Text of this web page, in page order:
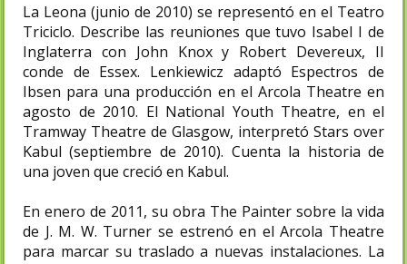
La Leona (junio de 2010) se representó en el Teatro
Triciclo. Describe las reuniones que tuvo Isabel I de
Inglaterra con John Knox y Robert Devereux, II
conde de Essex.​ Lenkiewicz adaptó Espectros de
Ibsen para una producción en el Arcola Theatre en
agosto de 2010.​ El National Youth Theatre, en el
Tramway Theatre de Glasgow, interpretó Stars over
Kabul (septiembre de 2010). Cuenta la historia de
una joven que creció en Kabul.
En enero de 2011, su obra The Painter sobre la vida
de J. M. W. Turner se estrenó en el Arcola Theatre
para marcar su traslado a nuevas instalaciones. La